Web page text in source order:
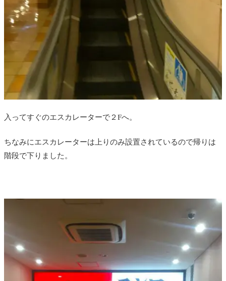
入ってすぐのエスカレーターで２Fへ。
ちなみにエスカレーターは上りのみ設置されているので帰りは
階段で下りました。